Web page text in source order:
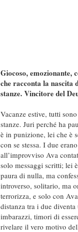
Giocoso, emozionante,
che racconta la nascita
stanze. Vincitore del
Vacanze estive, tutti
stanze. Juri perché ha
è in punizione, lei che è
con se stessa. I due
all’improvviso Ava
solo messaggi scritti; lei
paura di nulla, ma
introverso, solitario, ma
terrorizza, e solo con
distanza tra i due
imbarazzi, timori di
rivelare il vero motivo